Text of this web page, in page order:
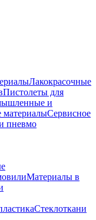
Лакокрасочные
Пистолеты для
и
материалыСервисное
пневмо
Материалы в
Стеклоткани